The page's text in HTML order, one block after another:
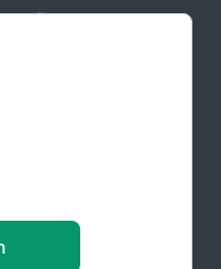
mužov
otecka
kávy